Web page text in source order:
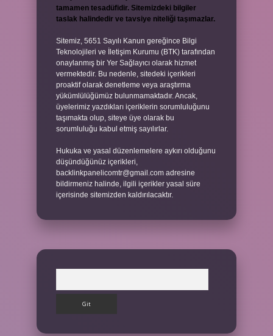
tamamen tesadüfidir. Sitemizdeki bilgiler
taslak halindedir ve tavsiye niteliği taşımazlar.
Sitemiz, 5651 Sayılı Kanun gereğince Bilgi
Teknolojileri ve İletişim Kurumu (BTK) tarafından
onaylanmış bir Yer Sağlayıcı olarak hizmet
vermektedir. Bu nedenle, sitedeki içerikleri
proaktif olarak denetleme veya araştırma
yükümlülüğümüz bulunmamaktadır. Ancak,
üyelerimiz yazdıkları içeriklerin sorumluluğunu
taşımakta olup, siteye üye olarak bu
sorumluluğu kabul etmiş sayılırlar.
Hukuka ve yasal düzenlemelere aykırı olduğunu
düşündüğünüz içerikleri,
backlinkpanelicomtr@gmail.com adresine
bildirmeniz halinde, ilgili içerikler yasal süre
içerisinde sitemizden kaldırılacaktır.